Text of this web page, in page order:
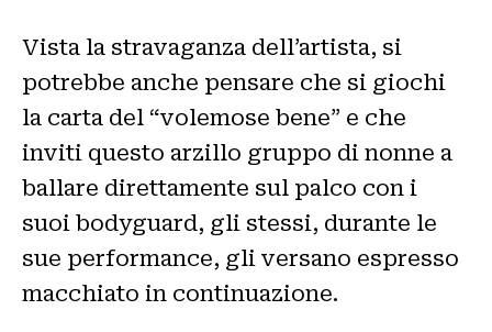
Vista la stravaganza dell’artista, si
potrebbe anche pensare che si giochi
la carta del “volemose bene” e che
inviti questo arzillo gruppo di nonne a
ballare direttamente sul palco con i
suoi bodyguard, gli stessi, durante le
sue performance, gli versano espresso
macchiato in continuazione.